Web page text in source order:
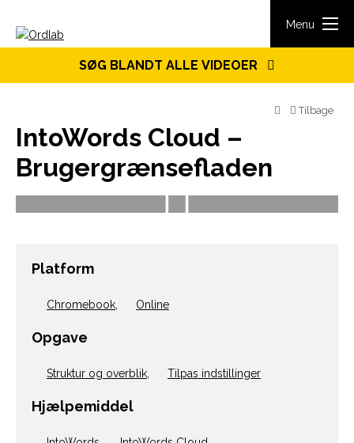
Menu
SØG BLANDT ALLE VIDEOER
Tilbage
IntoWords Cloud –
Brugergrænsefladen
Platform
Chromebook Online
Opgave
Struktur og overblik Tilpas indstillinger
Hjælpemiddel